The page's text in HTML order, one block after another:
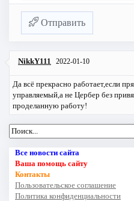
Отправить
NikkY111 2022-01-10
Да всё прекрасно работает,если
управляемый,а не Цербер без
проделанную работу!
Все новости сайта
Ваша помощь сайту
Контакты
Пользовательское соглашение
Политика конфиденциальности